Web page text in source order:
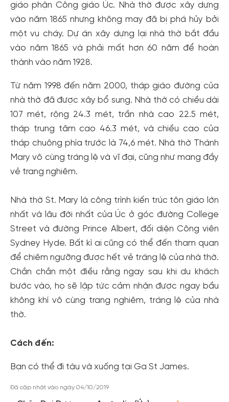
giáo phận Công giáo Úc. Nhà thờ được xây dựng
vào năm 1865 nhưng không may đã bị phá hủy bởi
một vụ cháy. Dự án xây dựng lại nhà thờ bắt đầu
vào năm 1865 và phải mất hơn 60 năm để hoàn
thành vào năm 1928.
Từ năm 1998 đến năm 2000, tháp giáo đường của
nhà thờ đã được xây bổ sung. Nhà thờ có chiều dài
107 mét, rộng 24.3 mét, trần nhà cao 22.5 mét,
tháp trung tâm cao 46.3 mét, và chiều cao của
tháp chuông phía trước là 74,6 mét. Nhà thờ Thánh
Mary vô cùng tráng lệ và vĩ đại, cũng như mang đầy
vẻ trang nghiêm.
Nhà thờ St. Mary là công trình kiến trúc tôn giáo lớn
nhất và lâu đời nhất của Úc ở góc đường College
Street và đường Prince Albert, đối diện Công viên
Sydney Hyde. Bất kì ai cũng có thể đến tham quan
để chiêm ngưỡng được hết vẻ tráng lệ của nhà thờ.
Chắn chắn một điều rằng ngay sau khi du khách
bước vào, họ sẽ lập tức cảm nhận được ngay bầu
không khí vô cùng trang nghiêm, tráng lệ của nhà
thờ.
Cách đến:
Bạn có thể đi tàu và xuống tại Ga St James.
Đã cập nhật vào ngày 04/10/2019